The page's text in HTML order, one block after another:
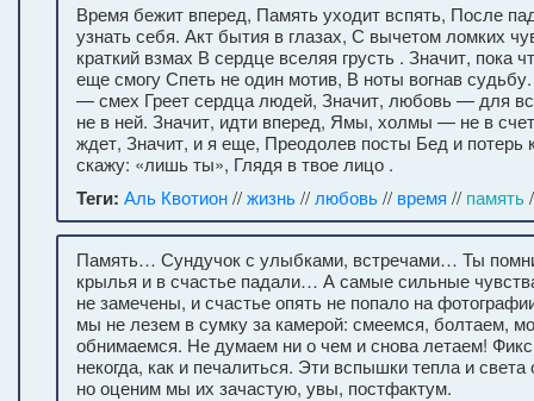
Время бежит вперед, Память уходит вспять, После
узнать себя. Акт бытия в глазах, С вычетом ломких
краткий взмах В сердце вселяя грусть . Значит, пока
еще смогу Спеть не один мотив, В ноты вогнав
— смех Греет сердца людей, Значит, любовь — для
не в ней. Значит, идти вперед, Ямы, холмы — не в
ждет, Значит, и я еще, Преодолев посты Бед и потерь
скажу: «лишь ты», Глядя в твое лицо .
Теги: Аль Квотион//жизнь// любовь// время // память
Память… Сундучок с улыбками, встречами… Ты
крылья и в счастье падали… А самые сильные
не замечены, и счастье опять не попало на
мы не лезем в сумку за камерой: смеемся, болтаем,
обнимаемся. Не думаем ни о чем и снова летаем!
некогда, как и печалиться. Эти вспышки тепла и света
но оценим мы их зачастую, увы, постфактум.